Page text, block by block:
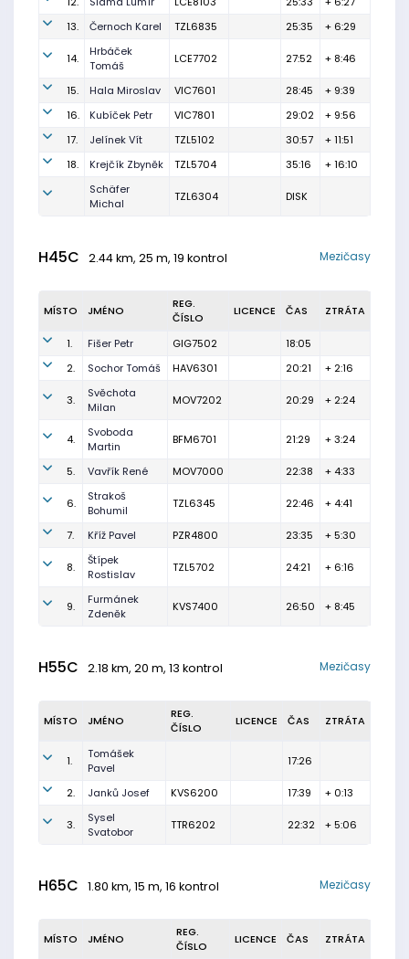
13.
Černoch Karel TZL6835 25:35 + 6:29
14.
Hrbáček
Tomáš
LCE7702 27:52 + 8:46
15. Hala Miroslav VIC7601 28:45
+ 9:39
16.
Kubíček Petr VIC7801 29:02
+ 9:56
17.
Jelínek Vít TZL5102 30:57
+ 11:51
18.
Krejčík Zbyněk TZL5704 35:16
+ 16:10
Schäfer
Michal
TZL6304 DISK
H45C 2.44 km, 25 m, 19 kontrol Mezičasy
MÍSTO JMÉNO
REG.
ČÍSLO
LICENCE ČAS ZTRÁTA
1. Fišer Petr GIG7502
18:05
2.
Sochor Tomáš HAV6301 20:21 + 2:16
3.
Svěchota
Milan
MOV7202 20:29 + 2:24
4.
Svoboda
Martin
BFM6701 21:29 + 3:24
5. Vavřík René MOV7000 22:38 + 4:33
6.
Strakoš
Bohumil
TZL6345 22:46 + 4:41
7. Kříž Pavel PZR4800 23:35 + 5:30
8.
Štípek
Rostislav
TZL5702 24:21 + 6:16
9.
Furmánek
Zdeněk
KVS7400 26:50 + 8:45
H55C 2.18 km, 20 m, 13 kontrol Mezičasy
MÍSTO JMÉNO
REG.
ČÍSLO
LICENCE ČAS ZTRÁTA
1.
Tomášek
Pavel
17:26
2. Janků Josef KVS6200 17:39 + 0:13
3.
Sysel
Svatobor
TTR6202 22:32 + 5:06
H65C 1.80 km, 15 m, 16 kontrol Mezičasy
MÍSTO JMÉNO
REG.
ČÍSLO
LICENCE ČAS ZTRÁTA